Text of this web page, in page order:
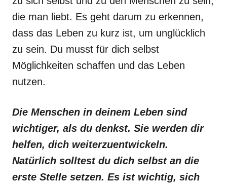
die man liebt. Es geht darum zu erkennen,
dass das Leben zu kurz ist, um unglücklich
zu sein. Du musst für dich selbst
Möglichkeiten schaffen und das Leben
nutzen.
Die Menschen in deinem Leben sind
wichtiger, als du denkst. Sie werden dir
helfen, dich weiterzuentwickeln.
Natürlich solltest du dich selbst an die
erste Stelle setzen. Es ist wichtig, sich